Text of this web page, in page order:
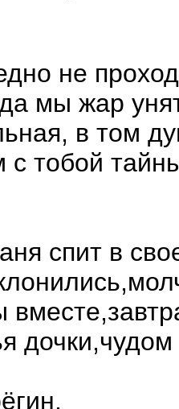
не
мы жар
в том
с тобой
спит в
дочки,чудом